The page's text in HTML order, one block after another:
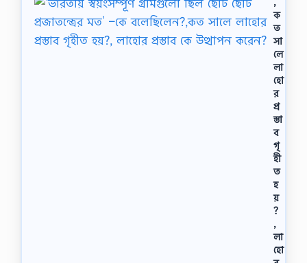
ক
ত
সা
লে
লা
হো
র
প্র
স্তা
ব
গৃ
হী
ত
হ
য়
?
,
লা
হো